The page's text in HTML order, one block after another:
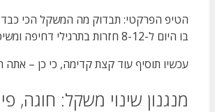
הטיפ הפרקטי: תבדוק מה המשקל הכי
בו היום ל-8-12 חזרות בתרגילי דחיפה ומשיכה.
עכשיו תוסיף עוד קצת קדימה, כי כן – אתה
מנגנון שינוי משקל: חוגה,